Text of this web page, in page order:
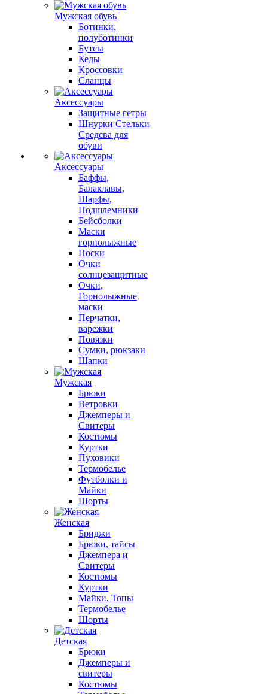
Мужская обувь
Ботинки,
полуботинки
Бутсы
Кеды
Кроссовки
Сланцы
Аксессуары
Защитные гетры
Шнурки Стельки
Средсва для
обуви
Аксессуары
Баффы,
Балаклавы,
Шарфы,
Подшлемники
Бейсболки
Маски
горнолыжные
Носки
Очки
солнцезащитные
Очки,
Горнолыжные
маски
Перчатки,
варежки
Повязки
Сумки, рюкзаки
Шапки
Мужская
Брюки
Ветровки
Джемперы и
Свитеры
Костюмы
Куртки
Пуховики
Термобелье
Футболки и
Майки
Шорты
Женская
Бриджи
Брюки, тайсы
Джемпера и
Свитеры
Костюмы
Куртки
Майки, Топы
Термобелье
Шорты
Детская
Брюки
Джемперы и
свитеры
Костюмы